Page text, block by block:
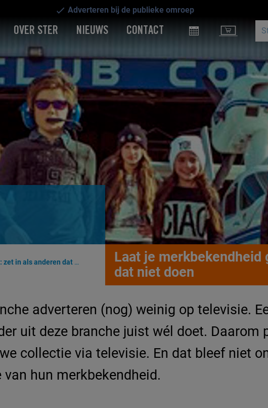
Adverteren bij de publieke omroep
OVER STER NIEUWS CONTACT
Laat je merkbekendheid
dat niet doen
als anderen dat niet doen
adverteren (nog) weinig op televisie.
uit deze branche juist wél doet. Daarom
collectie via televisie. En dat bleef niet
hun merkbekendheid.